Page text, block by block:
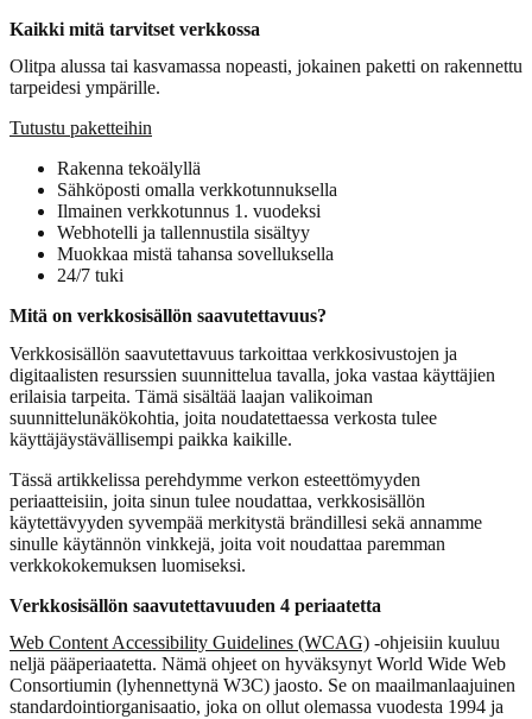
Kaikki mitä tarvitset verkkossa
Olitpa alussa tai kasvamassa nopeasti, jokainen paketti on rakennettu
tarpeidesi ympärille.
Tutustu paketteihin
Rakenna tekoälyllä
Sähköposti omalla verkkotunnuksella
Ilmainen verkkotunnus 1. vuodeksi
Webhotelli ja tallennustila sisältyy
Muokkaa mistä tahansa sovelluksella
24/7 tuki
Mitä on verkkosisällön saavutettavuus?
Verkkosisällön saavutettavuus tarkoittaa verkkosivustojen ja
digitaalisten resurssien suunnittelua tavalla, joka vastaa käyttäjien
erilaisia tarpeita. Tämä sisältää laajan valikoiman
suunnittelunäkökohtia, joita noudatettaessa verkosta tulee
käyttäjäystävällisempi paikka kaikille.
Tässä artikkelissa perehdymme verkon esteettömyyden
periaatteisiin, joita sinun tulee noudattaa, verkkosisällön
käytettävyyden syvempää merkitystä brändillesi sekä annamme
sinulle käytännön vinkkejä, joita voit noudattaa paremman
verkkokokemuksen luomiseksi.
Verkkosisällön saavutettavuuden 4 periaatetta
Web Content Accessibility Guidelines (WCAG) -ohjeisiin kuuluu
neljä pääperiaatetta. Nämä ohjeet on hyväksynyt World Wide Web
Consortiumin (lyhennettynä W3C) jaosto. Se on maailmanlaajuinen
standardointiorganisaatio, joka on ollut olemassa vuodesta 1994 ja